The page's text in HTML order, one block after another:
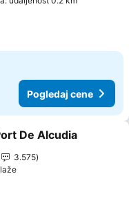
Pogledaj cene
u favorite
De Alcudia
3.575